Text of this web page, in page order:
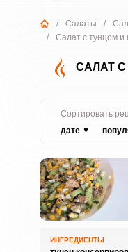
/ Салаты /
/
Салат с тунцом и
САЛАТ С
Сортировать
дате
ИНГРЕДИЕНТЫ